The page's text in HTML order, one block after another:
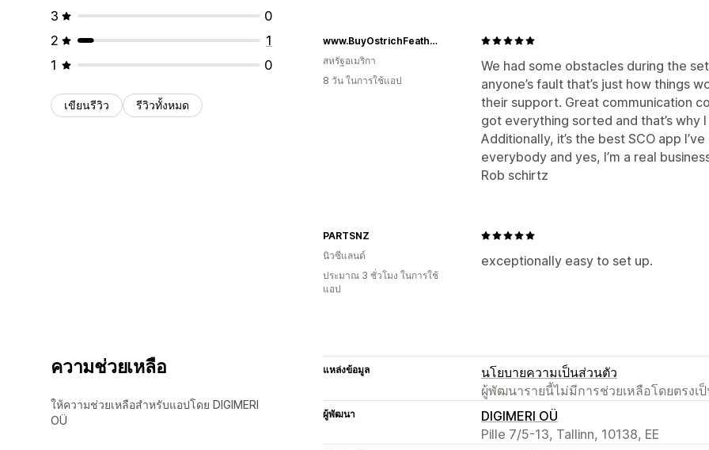
3
0
2
1
1
0
เขียนรีวิว รีวิวทั้งหมด
We had some obstacles during the
anyone’s fault that’s just how things
their support. Great communication
got everything sorted and that’s why
Additionally, it’s the best SCO app
everybody and yes, I’m a real
Rob schirtz
www.BuyOstrichFeathers.com
สหรัฐอเมริกา
8 วัน ในการใช้แอป
exceptionally easy to set up.
PARTSNZ
นิวซีแลนด์
ประมาณ 3 ชั่วโมง ในการใช้
แอป
ความช่วยเหลือ
ให้ความช่วยเหลือสำหรับแอปโดย DIGIMERI
OÜ
แหล่งข้อมูล
นโยบายความเป็นส่วนตัว
ผู้พัฒนารายนี้ไม่มีการช่วยเหลือโดยตรงเ
ผู้พัฒนา
DIGIMERI OÜ
Pille 7/5-13, Tallinn, 10138, EE